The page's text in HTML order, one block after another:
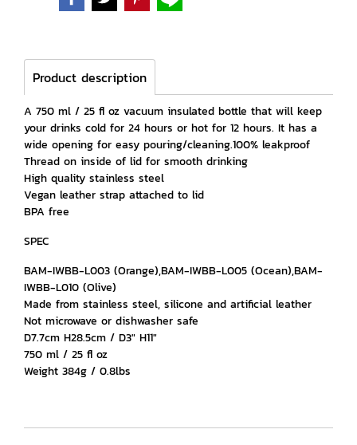
Product description
A 750 ml / 25 fl oz vacuum insulated bottle that will keep
your drinks cold for 24 hours or hot for 12 hours. It has a
wide opening for easy pouring/cleaning.100% leakproof
Thread on inside of lid for smooth drinking
High quality stainless steel
Vegan leather strap attached to lid
BPA free
SPEC
BAM-IWBB-L003 (Orange),BAM-IWBB-L005 (Ocean),BAM-
IWBB-L010 (Olive)
Made from stainless steel, silicone and artificial leather
Not microwave or dishwasher safe
D7.7cm H28.5cm / D3" H11"
750 ml / 25 fl oz
Weight 384g / 0.8lbs